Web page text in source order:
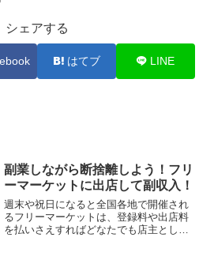
シェアする
はてブ LINE
副業しながら断捨離しよう！フリ
ーマーケットに出店して副収入！
週末や祝日になると全国各地で開催され
るフリーマーケットは、登録料や出店料
を払いさえすればどなたでも店主として